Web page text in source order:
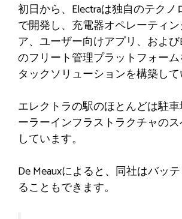
初日から、Electraは独自のテクノ
で開発し、充電器オペレーティ
ア、ユーザー向けアプリ、および
のフリート管理プラットフォー
タックソリューションを構築して
エレクトラの駅のほとんどは駐
ーラーインフラストラクチャの
しています。
De Meauxによると、同社はバッ
ることもできます。